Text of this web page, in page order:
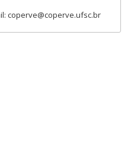
coperve@coperve.ufsc.br